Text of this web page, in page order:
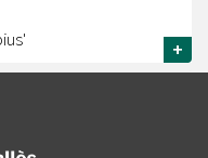
+